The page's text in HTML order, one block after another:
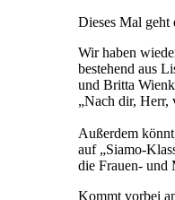
Dieses Mal geht
Wir haben
bestehend aus
und Britta
„Nach dir, Herr,
Außerdem
auf „Siamo-
die Frauen- und
Kommt vorbei